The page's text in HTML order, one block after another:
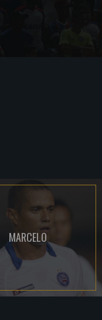
MARCELO